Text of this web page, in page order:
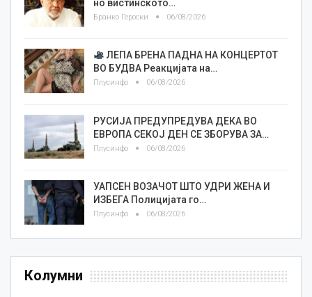
но вистинското…
Бранко Героски 06/08/2026
ЛЕПА БРЕНА ПАДНА НА КОНЦЕРТОТ
ВО БУДВА Реакцијата на…
Плусинфо 06/08/2026
РУСИЈА ПРЕДУПРЕДУВА ДЕКА ВО
ЕВРОПА СЕКОЈ ДЕН СЕ ЗБОРУВА ЗА…
Плусинфо 06/08/2026
УАПСЕН ВОЗАЧОТ ШТО УДРИ ЖЕНА И
ИЗБЕГА Полицијата го…
Плусинфо 06/08/2026
Колумни